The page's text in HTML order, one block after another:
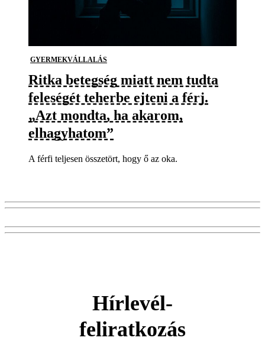
GYERMEKVÁLLALÁS
Ritka betegség miatt nem tudta
feleségét teherbe ejteni a férj.
„Azt mondta, ha akarom,
elhagyhatom”
A férfi teljesen összetört, hogy ő az oka.
Hírlevél-
feliratkozás